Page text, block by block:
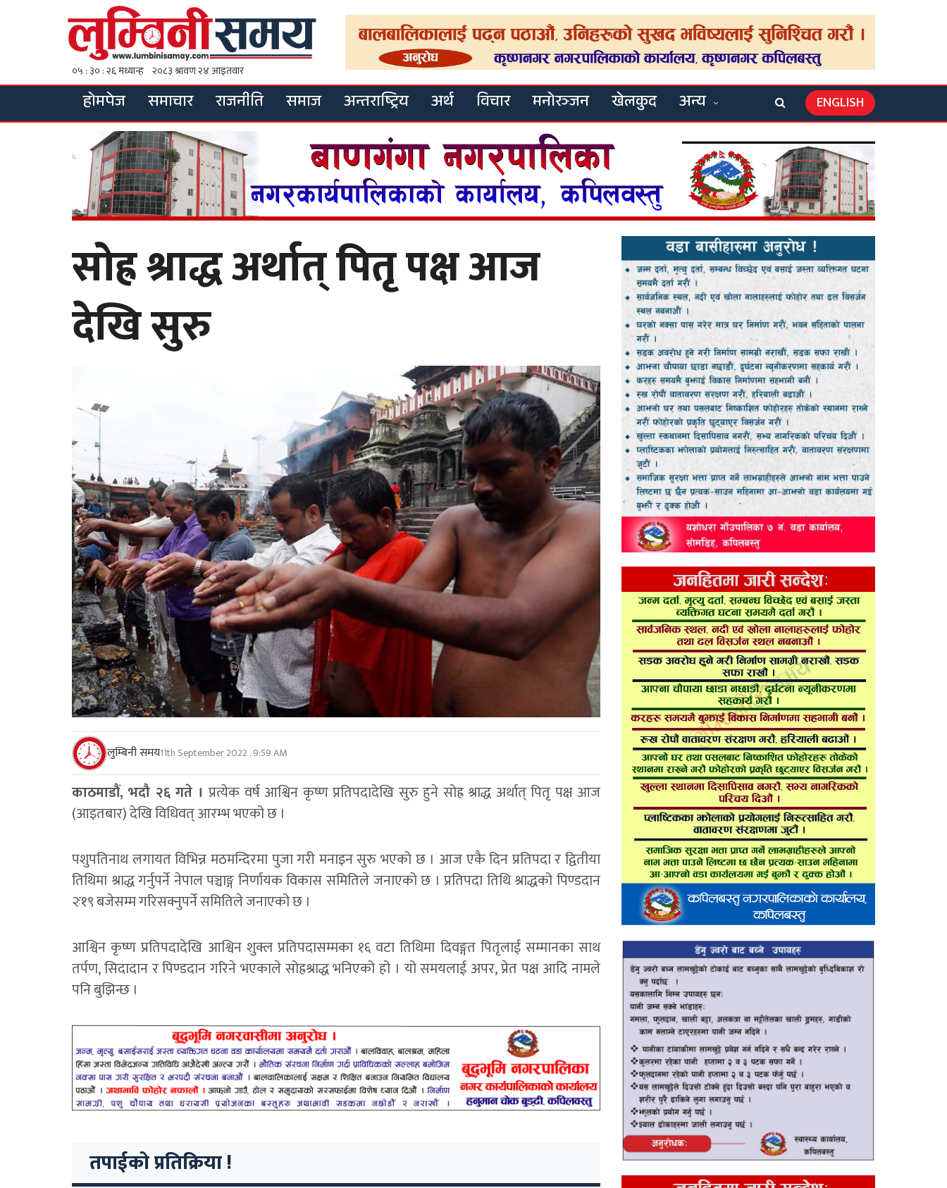
होमपेज समाचार राजनीति समाज अन्तराष्ट्रिय अर्थ विचार मनोरञ्जन खेलकुद अन्य ENGLISH
सोह्र श्राद्ध अर्थात् पितृ पक्ष आज
देखि सुरु
लुम्बिनी समय11th September 2022 , 9:59 AM
काठमाडौं, भदौ २६ गते ।प्रत्येक वर्ष आश्विन कृष्ण प्रतिपदादेखि सुरु हुने सोह्र श्राद्ध अर्थात् पितृ पक्ष आज
(आइतबार) देखि विधिवत् आरम्भ भएको छ ।
पशुपतिनाथ लगायत विभिन्न मठमन्दिरमा पुजा गरी मनाइन सुरु भएको छ । आज एकै दिन प्रतिपदा र द्वितीया
तिथिमा श्राद्ध गर्नुपर्ने नेपाल पञ्चाङ्ग निर्णायक विकास समितिले जनाएको छ । प्रतिपदा तिथि श्राद्धको पिण्डदान
२ः१९ बजेसम्म गरिसक्नुपर्ने समितिले जनाएको छ ।
आश्विन कृष्ण प्रतिपदादेखि आश्विन शुक्ल प्रतिपदासम्मका १६ वटा तिथिमा दिवङ्गत पितृलाई सम्मानका साथ
तर्पण, सिदादान र पिण्डदान गरिने भएकाले सोह्रश्राद्ध भनिएको हो । यो समयलाई अपर, प्रेत पक्ष आदि नामले
पनि बुझिन्छ ।
तपाईको प्रतिक्रिया !